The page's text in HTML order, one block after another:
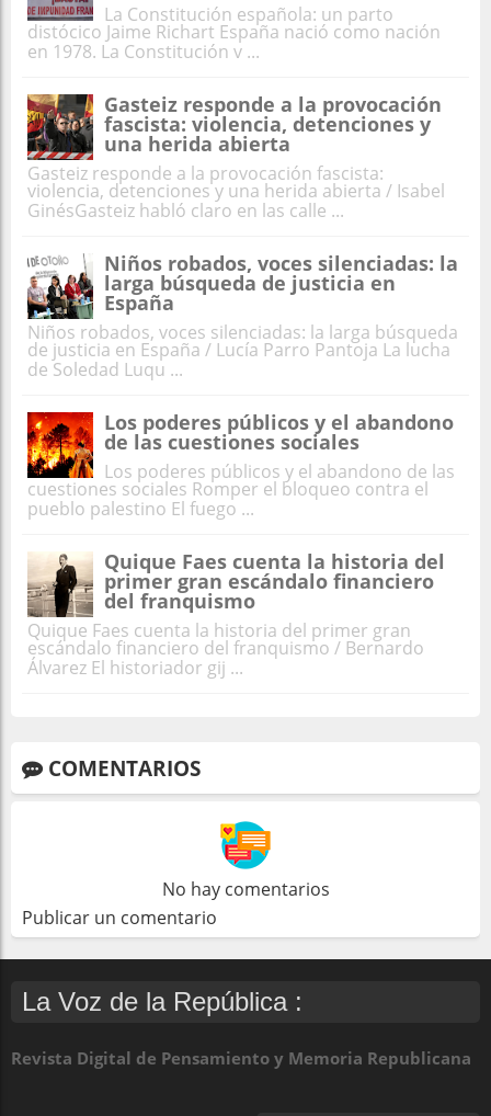
La Constitución española: un parto
distócico Jaime Richart España nació como nación
en 1978. La Constitución v ...
Gasteiz responde a la provocación
fascista: violencia, detenciones y
una herida abierta
Gasteiz responde a la provocación fascista:
violencia, detenciones y una herida abierta / Isabel
GinésGasteiz habló claro en las calle ...
Niños robados, voces silenciadas: la
larga búsqueda de justicia en
España
Niños robados, voces silenciadas: la larga búsqueda
de justicia en España / Lucía Parro Pantoja La lucha
de Soledad Luqu ...
Los poderes públicos y el abandono
de las cuestiones sociales
Los poderes públicos y el abandono de las
cuestiones sociales Romper el bloqueo contra el
pueblo palestino El fuego ...
Quique Faes cuenta la historia del
primer gran escándalo financiero
del franquismo
Quique Faes cuenta la historia del primer gran
escándalo financiero del franquismo / Bernardo
Álvarez El historiador gij ...
COMENTARIOS
No hay comentarios
Publicar un comentario
La Voz de la República :
Revista Digital de Pensamiento y Memoria Republicana